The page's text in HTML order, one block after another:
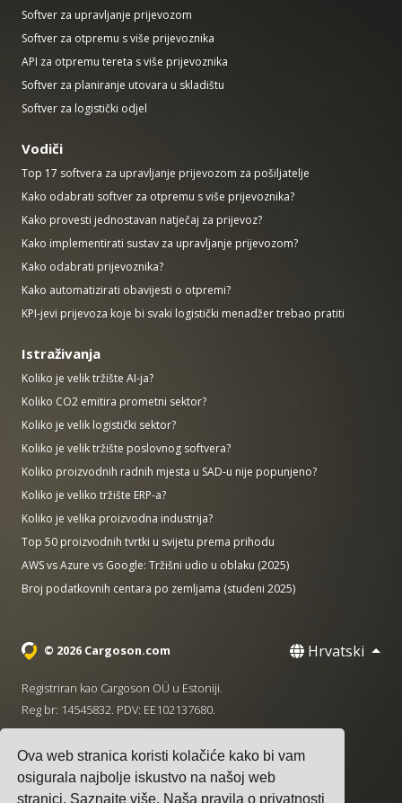
Ova web stranica koristi kolačiće kako bi vam
osigurala najbolje iskustvo na našoj web
stranici. Saznajte više. Naša pravila o privatnosti
Softver za upravljanje prijevozom
Softver za otpremu s više prijevoznika
API za otpremu tereta s više prijevoznika
Softver za planiranje utovara u skladištu
Softver za logistički odjel
Vodiči
Top 17 softvera za upravljanje prijevozom za pošiljatelje
Kako odabrati softver za otpremu s više prijevoznika?
Kako provesti jednostavan natječaj za prijevoz?
Kako implementirati sustav za upravljanje prijevozom?
Kako odabrati prijevoznika?
Kako automatizirati obavijesti o otpremi?
KPI-jevi prijevoza koje bi svaki logistički menadžer trebao pratiti
Istraživanja
Koliko je velik tržište AI-ja?
Koliko CO2 emitira prometni sektor?
Koliko je velik logistički sektor?
Koliko je velik tržište poslovnog softvera?
Koliko proizvodnih radnih mjesta u SAD-u nije popunjeno?
Koliko je veliko tržište ERP-a?
Koliko je velika proizvodna industrija?
Top 50 proizvodnih tvrtki u svijetu prema prihodu
AWS vs Azure vs Google: Tržišni udio u oblaku (2025)
Broj podatkovnih centara po zemljama (studeni 2025)
© 2026 Cargoson.com Hrvatski
Registriran kao Cargoson OÜ u Estoniji.
Reg br: 14545832. PDV: EE102137680.
·